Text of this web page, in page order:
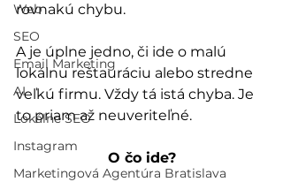
Web
SEO
Email Marketing
AI
Lokálne SEO
Instagram
Marketingová Agentúra Bratislava
rovnakú chybu.
A je úplne jedno, či ide o malú
lokálnu reštauráciu alebo stredne
veľkú firmu. Vždy tá istá chyba. Je
to priam až neuveriteľné.
O čo ide?